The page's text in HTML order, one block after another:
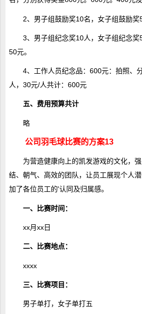
2、男子组鼓励奖10名，女子组鼓励奖
3、男子组纪念奖10人，女子组纪念
50元。
4、工作人员纪念品：600元：拍照、
人，30元/人共计：600元
五、费用预算共计
略
公司羽毛球比赛的方案13
为营造健康向上的凯发游戏的文化，
结、朝气、高效的团队，让员工展现个人
加了各位员工的'认同及归属感。
一、比赛时间：
xx月xx日
二、比赛地点：
xxxx
三、比赛项目：
男子单打，女子单打五